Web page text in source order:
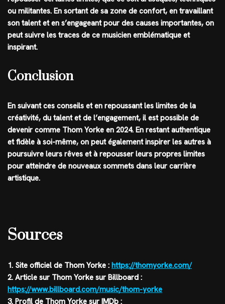
ou militantes. En sortant de sa zone de confort, en travaillant
son talent et en s’engageant pour des causes importantes, on
peut suivre les traces de ce musicien emblématique et
inspirant.
Conclusion
En suivant ces conseils et en repoussant les limites de la
créativité, du talent et de l’engagement, il est possible de
devenir comme Thom Yorke en 2024. En restant authentique
et fidèle à soi-même, on peut également inspirer les autres à
poursuivre leurs rêves et à repousser leurs propres limites
pour atteindre de nouveaux sommets dans leur carrière
artistique.
Sources
1. Site officiel de Thom Yorke : https://thomyorke.com/
2. Article sur Thom Yorke sur Billboard :
https://www.billboard.com/music/thom-yorke
3. Profil de Thom Yorke sur IMDb :